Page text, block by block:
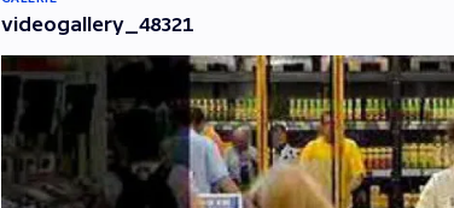
videogallery_48321